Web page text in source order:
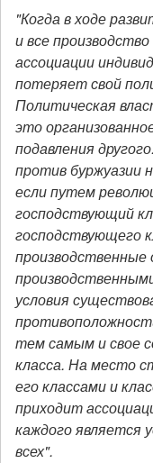
"Когда в ходе
и все
ассоциации
потеряет свой
Политическая
это
подавления
против буржуазии
если путем
господствующий
господствующего
условия
тем самым и свое
класса. На место
его классами и
приходит
каждого является
всех".